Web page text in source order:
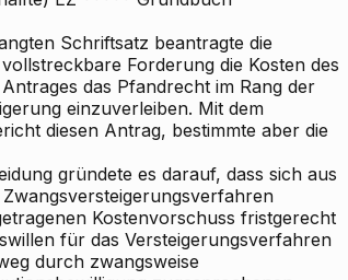
Schriftsatz beantragte die
Forderung die Kosten des
das Pfandrecht im Rang der
einzuverleiben. Mit dem
diesen Antrag, bestimmte aber die
gründete es darauf, dass sich aus
Kostenvorschuss fristgerecht
für das Versteigerungsverfahren
durch zwangsweise